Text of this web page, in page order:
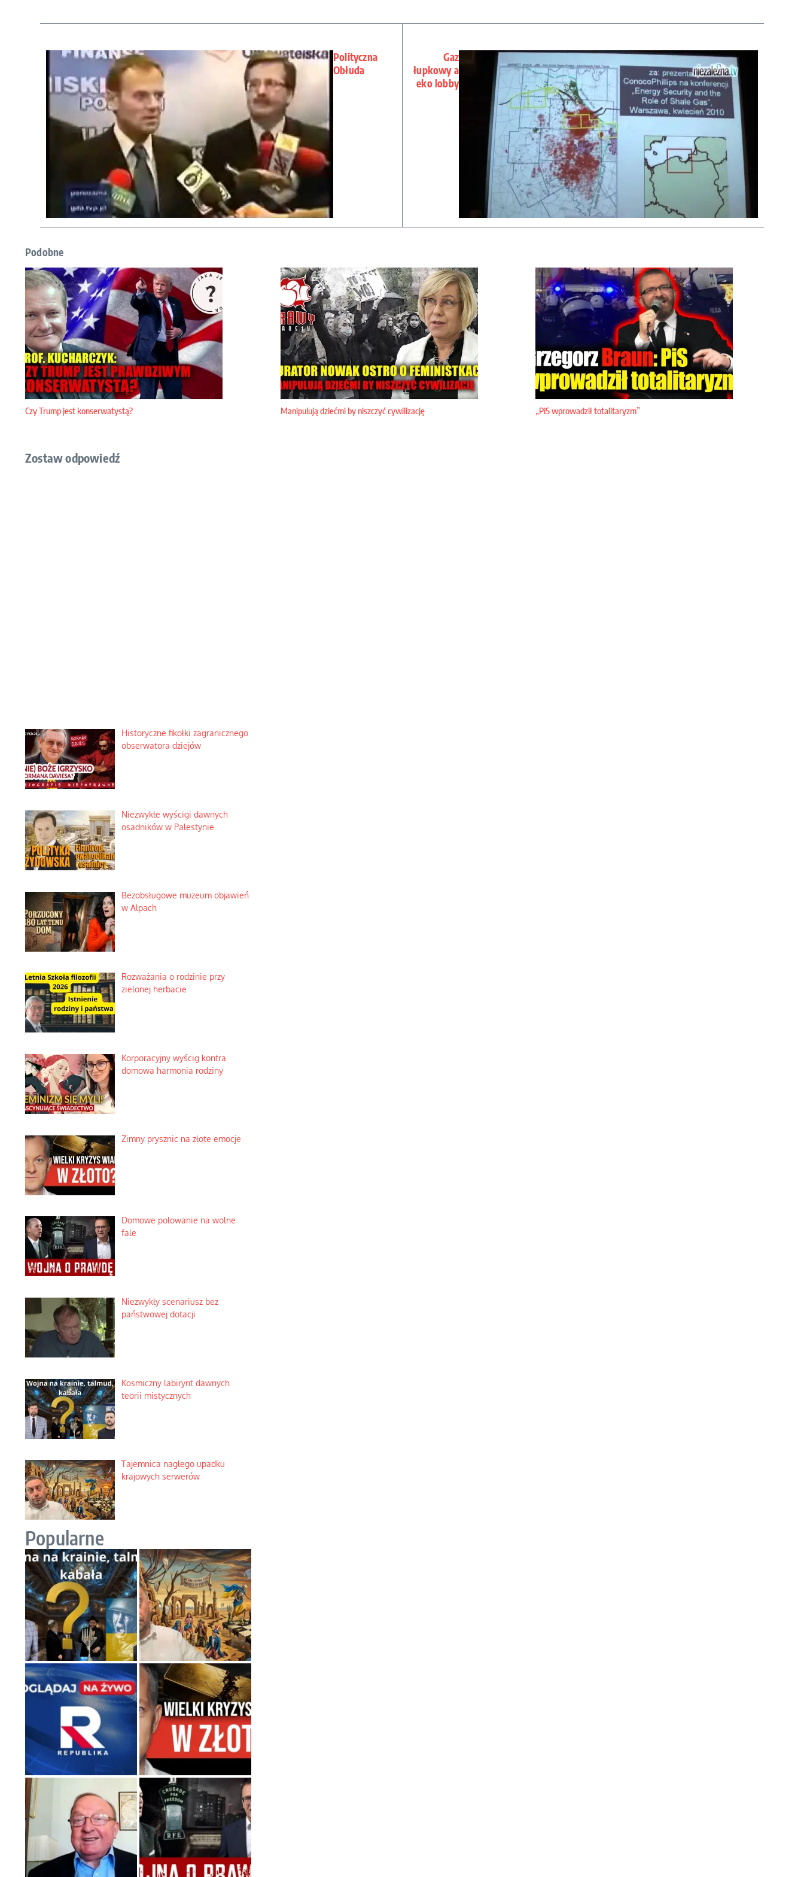
Polityczna
Obłuda
Gaz
łupkowy a
eko lobby
Podobne
Czy Trump jest konserwatystą? Manipulują dziećmi by niszczyć cywilizację „PiS wprowadził totalitaryzm”
Zostaw odpowiedź
Historyczne fikołki zagranicznego
obserwatora dziejów
Niezwykłe wyścigi dawnych
osadników w Palestynie
Bezobsługowe muzeum objawień
w Alpach
Rozważania o rodzinie przy
zielonej herbacie
Korporacyjny wyścig kontra
domowa harmonia rodziny
Zimny prysznic na złote emocje
Domowe polowanie na wolne
fale
Niezwykły scenariusz bez
państwowej dotacji
Kosmiczny labirynt dawnych
teorii mistycznych
Tajemnica nagłego upadku
krajowych serwerów
Popularne